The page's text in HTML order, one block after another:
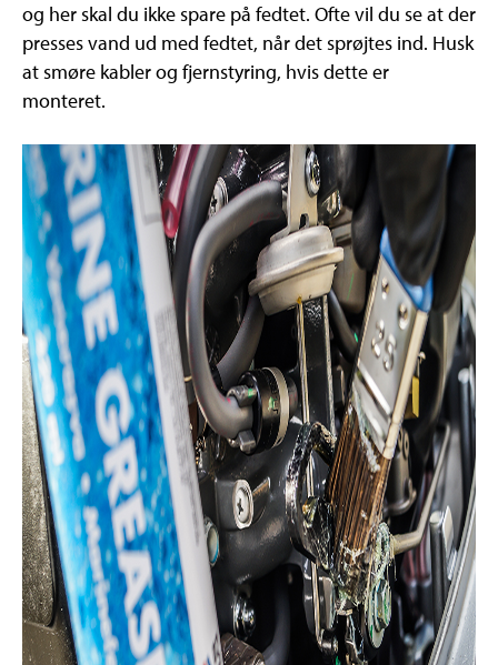
og her skal du ikke spare på fedtet. Ofte vil du se at der
presses vand ud med fedtet, når det sprøjtes ind. Husk
at smøre kabler og fjernstyring, hvis dette er
monteret.